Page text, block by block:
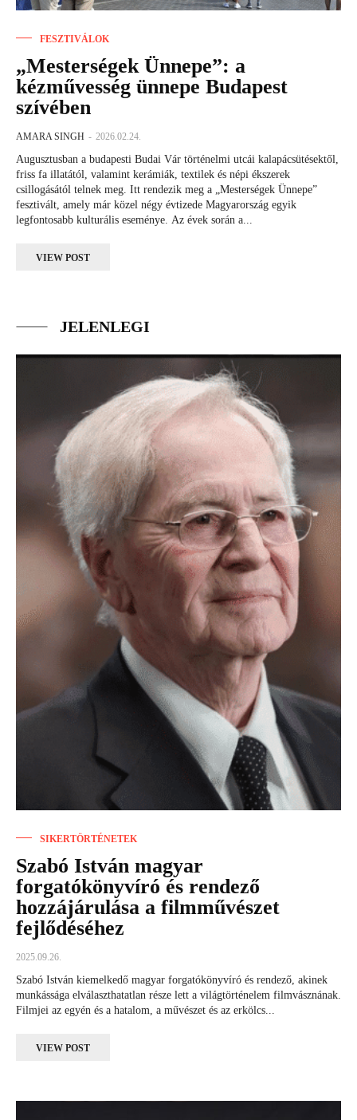
FESZTIVÁLOK
„Mesterségek Ünnepe”: a
kézművesség ünnepe Budapest
szívében
AMARA SINGH - 2026.02.24.
Augusztusban a budapesti Budai Vár történelmi utcái kalapácsütésektől,
friss fa illatától, valamint kerámiák, textilek és népi ékszerek
csillogásától telnek meg. Itt rendezik meg a „Mesterségek Ünnepe”
fesztivált, amely már közel négy évtizede Magyarország egyik
legfontosabb kulturális eseménye. Az évek során a...
VIEW POST
JELENLEGI
SIKERTÖRTÉNETEK
Szabó István magyar
forgatókönyvíró és rendező
hozzájárulása a filmművészet
fejlődéséhez
2025.09.26.
Szabó István kiemelkedő magyar forgatókönyvíró és rendező, akinek
munkássága elválaszthatatlan része lett a világtörténelem filmvásznának.
Filmjei az egyén és a hatalom, a művészet és az erkölcs...
VIEW POST